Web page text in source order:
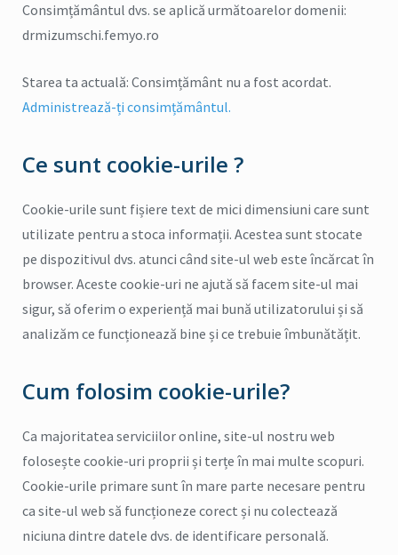
Consimțământul dvs. se aplică următoarelor domenii:
drmizumschi.femyo.ro
Starea ta actuală: Consimțământ nu a fost acordat.
Administrează-ți consimțământul.
Ce sunt cookie-urile ?
Cookie-urile sunt fișiere text de mici dimensiuni care sunt
utilizate pentru a stoca informații. Acestea sunt stocate
pe dispozitivul dvs. atunci când site-ul web este încărcat în
browser. Aceste cookie-uri ne ajută să facem site-ul mai
sigur, să oferim o experiență mai bună utilizatorului și să
analizăm ce funcționează bine și ce trebuie îmbunătățit.
Cum folosim cookie-urile?
Ca majoritatea serviciilor online, site-ul nostru web
folosește cookie-uri proprii și terțe în mai multe scopuri.
Cookie-urile primare sunt în mare parte necesare pentru
ca site-ul web să funcționeze corect și nu colectează
niciuna dintre datele dvs. de identificare personală.